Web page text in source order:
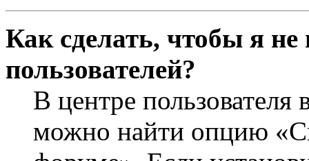
Как сделать, чтобы я
пользователей?
В центре
можно найти опцию